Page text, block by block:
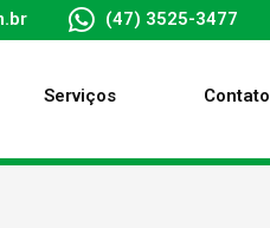
(47) 3525-3477
Serviços Contato